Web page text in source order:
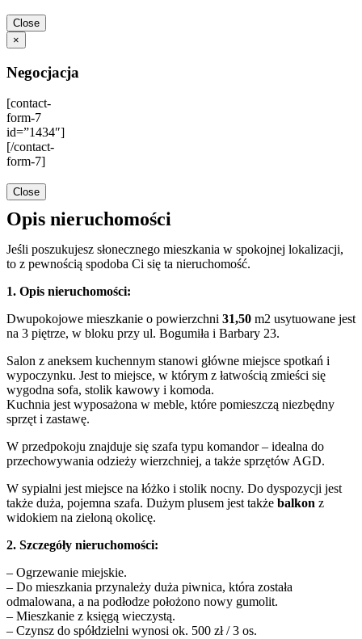
Close
×
Negocjacja
[contact-
form-7
id=”1434″]
[/contact-
form-7]
Close
Opis nieruchomości
Jeśli poszukujesz słonecznego mieszkania w spokojnej lokalizacji,
to z pewnością spodoba Ci się ta nieruchomość.
1. Opis nieruchomości:
Dwupokojowe mieszkanie o powierzchni 31,50 m2 usytuowane jest
na 3 piętrze, w bloku przy ul. Bogumiła i Barbary 23.
Salon z aneksem kuchennym stanowi główne miejsce spotkań i
wypoczynku. Jest to miejsce, w którym z łatwością zmieści się
wygodna sofa, stolik kawowy i komoda.
Kuchnia jest wyposażona w meble, które pomieszczą niezbędny
sprzęt i zastawę.
W przedpokoju znajduje się szafa typu komandor – idealna do
przechowywania odzieży wierzchniej, a także sprzętów AGD.
W sypialni jest miejsce na łóżko i stolik nocny. Do dyspozycji jest
także duża, pojemna szafa. Dużym plusem jest także balkon z
widokiem na zieloną okolicę.
2. Szczegóły nieruchomości:
– Ogrzewanie miejskie.
– Do mieszkania przynależy duża piwnica, która została
odmalowana, a na podłodze położono nowy gumolit.
– Mieszkanie z księgą wieczystą.
– Czynsz do spółdzielni wynosi ok. 500 zł / 3 os.